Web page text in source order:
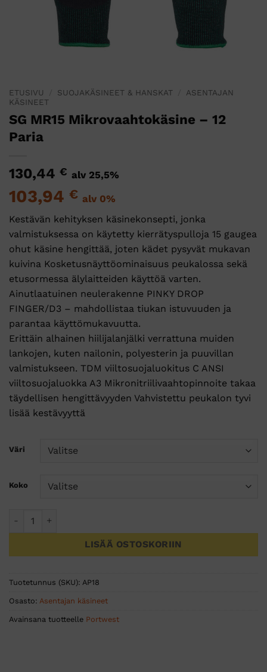
ETUSIVU SUOJAKÄSINEET & HANSKAT
ASENTAJAN
KÄSINEET
SG MR15 Mikrovaahtokäsine – 12
Paria
130,44 € alv 25,5%
103,94 € alv 0%
Kestävän kehityksen käsinekonsepti, jonka
valmistuksessa on käytetty kierrätyspulloja 15 gaugea
ohut käsine hengittää, joten kädet pysyvät mukavan
kuivina Kosketusnäyttöominaisuus peukalossa sekä
etusormessa älylaitteiden käyttöä varten.
Ainutlaatuinen neulerakenne PINKY DROP
FINGER/D3 – mahdollistaa tiukan istuvuuden ja
parantaa käyttömukavuutta.
Erittäin alhainen hiilijalanjälki verrattuna muiden
lankojen, kuten nailonin, polyesterin ja puuvillan
valmistukseen. TDM viiltosuojaluokitus C ANSI
viiltosuojaluokka A3 Mikronitriilivaahtopinnoite takaa
täydellisen hengittävyyden Vahvistettu peukalon tyvi
lisää kestävyyttä
Väri
Koko
LISÄÄ OSTOSKORIIN
Tuotetunnus (SKU): AP18
Osasto: Asentajan käsineet
Avainsana tuotteelle Portwest